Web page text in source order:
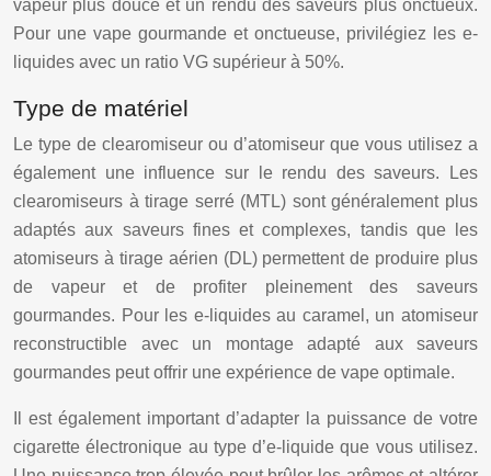
vapeur plus douce et un rendu des saveurs plus onctueux.
Pour une vape gourmande et onctueuse, privilégiez les e-
liquides avec un ratio VG supérieur à 50%.
Type de matériel
Le type de clearomiseur ou d’atomiseur que vous utilisez a
également une influence sur le rendu des saveurs. Les
clearomiseurs à tirage serré (MTL) sont généralement plus
adaptés aux saveurs fines et complexes, tandis que les
atomiseurs à tirage aérien (DL) permettent de produire plus
de vapeur et de profiter pleinement des saveurs
gourmandes. Pour les e-liquides au caramel, un atomiseur
reconstructible avec un montage adapté aux saveurs
gourmandes peut offrir une expérience de vape optimale.
Il est également important d’adapter la puissance de votre
cigarette électronique au type d’e-liquide que vous utilisez.